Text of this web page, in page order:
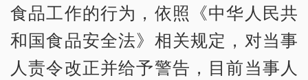
食品工作的行为，依照《中华人民共
和国食品安全法》相关规定，对当事
人责令改正并给予警告，目前当事人